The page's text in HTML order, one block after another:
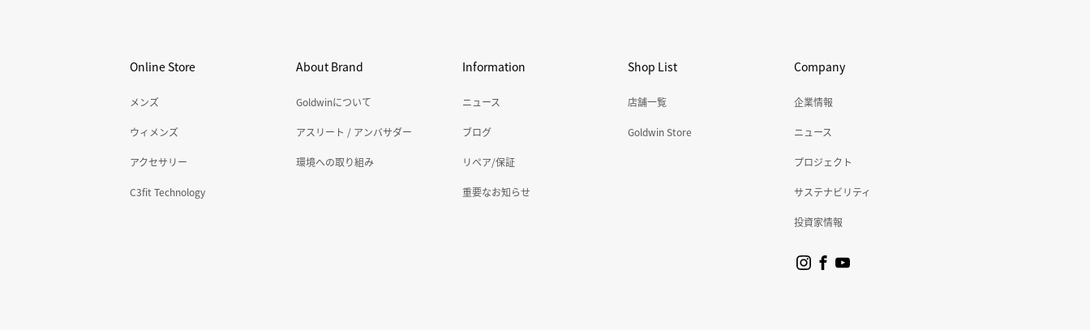
Online Store
メンズ
ウィメンズ
アクセサリー
C3fit Technology
About Brand
Goldwinについて
アスリート / アンバサダー
環境への取り組み
Information
ニュース
ブログ
リペア/保証
重要なお知らせ
Shop List
店舗一覧
Goldwin Store
Company
企業情報
ニュース
プロジェクト
サステナビリティ
投資家情報